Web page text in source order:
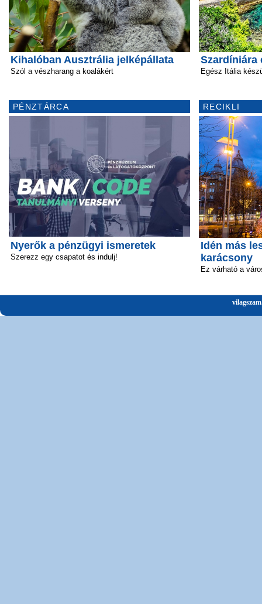
Kihalóban Ausztrália jelképállata
Szól a vészharang a koalákért
PÉNZTÁRCA
Nyerők a pénzügyi ismeretek
Szerezz egy csapatot és indulj!
Szardíniára
Egész Itália
RECIKLI
Idén más
karácsony
Ez várható a